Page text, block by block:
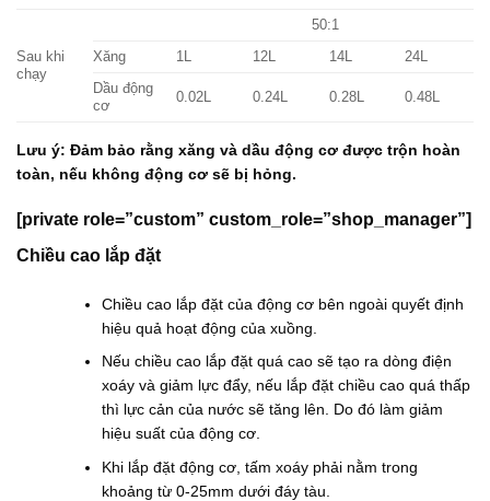
Sau khi
chạy
50:1
Xăng 1L 12L 14L 24L
Dầu động
cơ
0.02L 0.24L 0.28L 0.48L
Lưu ý: Đảm bảo rằng xăng và dầu động cơ được trộn hoàn
toàn, nếu không động cơ sẽ bị hỏng.
[private role=”custom” custom_role=”shop_manager”]
Chiều cao lắp đặt
Chiều cao lắp đặt của động cơ bên ngoài quyết định
hiệu quả hoạt động của xuồng.
Nếu chiều cao lắp đặt quá cao sẽ tạo ra dòng điện
xoáy và giảm lực đẩy, nếu lắp đặt chiều cao quá thấp
thì lực cản của nước sẽ tăng lên. Do đó làm giảm
hiệu suất của động cơ.
Khi lắp đặt động cơ, tấm xoáy phải nằm trong
khoảng từ 0-25mm dưới đáy tàu.